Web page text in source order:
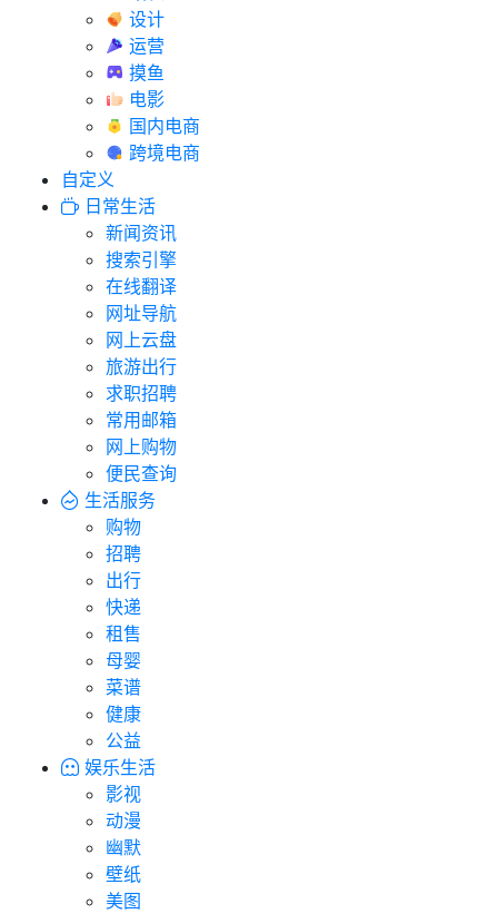
设计
运营
摸鱼
电影
国内电商
跨境电商
自定义
日常生活
新闻资讯
搜索引擎
在线翻译
网址导航
网上云盘
旅游出行
求职招聘
常用邮箱
网上购物
便民查询
生活服务
购物
招聘
出行
快递
租售
母婴
菜谱
健康
公益
娱乐生活
影视
动漫
幽默
壁纸
美图